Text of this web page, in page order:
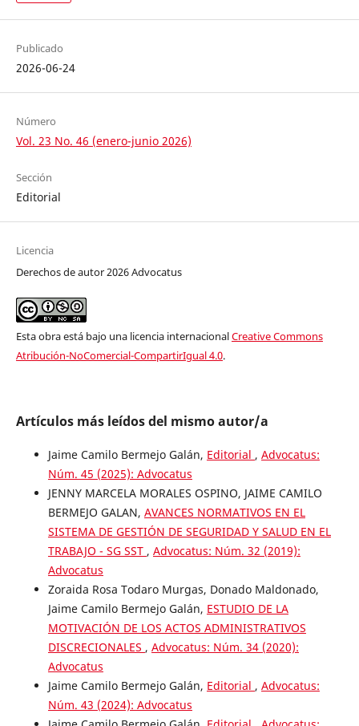
Publicado
2026-06-24
Número
Vol. 23 No. 46 (enero-junio 2026)
Sección
Editorial
Licencia
Derechos de autor 2026 Advocatus
Esta obra está bajo una licencia internacionalCreative Commons
Atribución-NoComercial-CompartirIgual 4.0.
Artículos más leídos del mismo autor/a
Jaime Camilo Bermejo Galán, Editorial , Advocatus:
Núm. 45 (2025): Advocatus
JENNY MARCELA MORALES OSPINO, JAIME CAMILO
BERMEJO GALAN, AVANCES NORMATIVOS EN EL
SISTEMA DE GESTIÓN DE SEGURIDAD Y SALUD EN EL
TRABAJO - SG SST , Advocatus: Núm. 32 (2019):
Advocatus
Zoraida Rosa Todaro Murgas, Donado Maldonado,
Jaime Camilo Bermejo Galán, ESTUDIO DE LA
MOTIVACIÓN DE LOS ACTOS ADMINISTRATIVOS
DISCRECIONALES , Advocatus: Núm. 34 (2020):
Advocatus
Jaime Camilo Bermejo Galán, Editorial , Advocatus:
Núm. 43 (2024): Advocatus